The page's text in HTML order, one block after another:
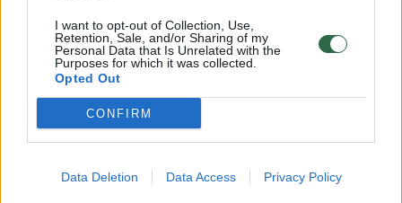
I want to opt-out of Collection, Use,
Retention, Sale, and/or Sharing of my
Personal Data that Is Unrelated with the
Purposes for which it was collected.
Opted Out
CONFIRM
Data Deletion Data Access Privacy Policy
Rugsėjo 1-ąją (pirmadienis) mūsiškių nuo
20.30 val. lauks akistata su grupės šeimininke
Suomija.
Savo pasirodymą grupėje lietuviai užbaigs